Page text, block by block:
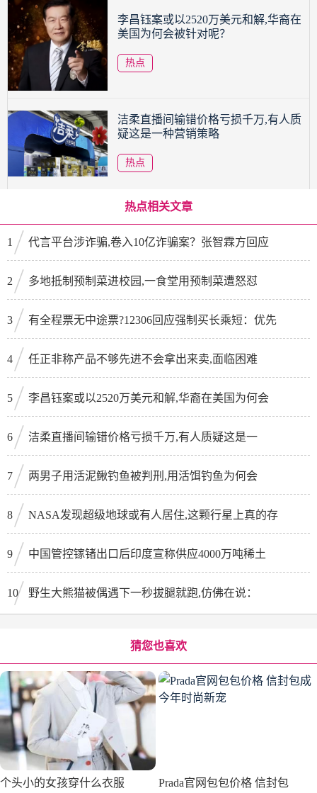
李昌钰案或以2520万美元和解,华裔在
美国为何会被针对呢？
热点
洁柔直播间输错价格亏损千万,有人质
疑这是一种营销策略
热点
热点相关文章
1 代言平台涉诈骗,卷入10亿诈骗案？张智霖方回应
2 多地抵制预制菜进校园,一食堂用预制菜遭怒怼
3 有全程票无中途票?12306回应强制买长乘短：优先
4 任正非称产品不够先进不会拿出来卖,面临困难
5 李昌钰案或以2520万美元和解,华裔在美国为何会
6 洁柔直播间输错价格亏损千万,有人质疑这是一
7 两男子用活泥鳅钓鱼被判刑,用活饵钓鱼为何会
8 NASA发现超级地球或有人居住,这颗行星上真的存
9 中国管控镓锗出口后印度宣称供应4000万吨稀土
10 野生大熊猫被偶遇下一秒拔腿就跑,仿佛在说：
猜您也喜欢
个头小的女孩穿什么衣服 Prada官网包包价格 信封包